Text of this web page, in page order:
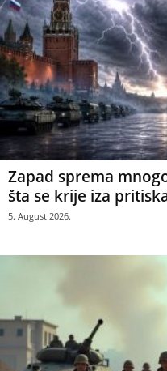
Zapad sprema
šta se krije iza
5. August 2026.